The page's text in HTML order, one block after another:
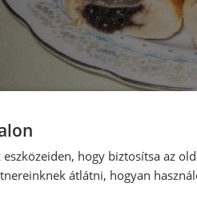
hogy biztosítsa az
átlátni, hogyan